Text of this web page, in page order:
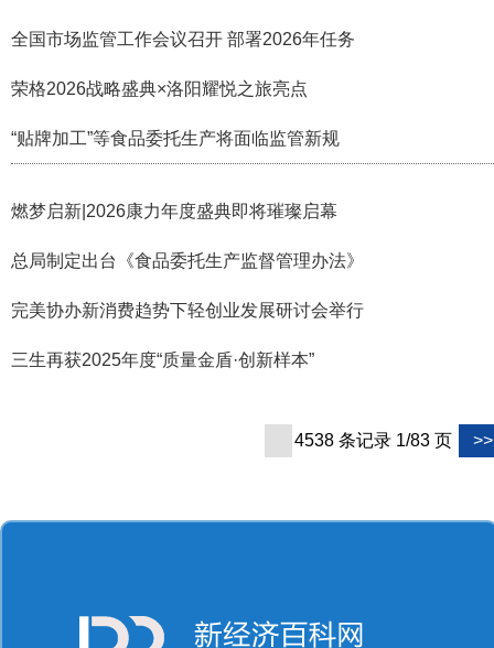
全国市场监管工作会议召开 部署2026年任务
荣格2026战略盛典×洛阳耀悦之旅亮点
“贴牌加工”等食品委托生产将面临监管新规
燃梦启新|2026康力年度盛典即将璀璨启幕
总局制定出台《食品委托生产监督管理办法》
完美协办新消费趋势下轻创业发展研讨会举行
三生再获2025年度“质量金盾·创新样本”
4538 条记录 1/83 页 >>